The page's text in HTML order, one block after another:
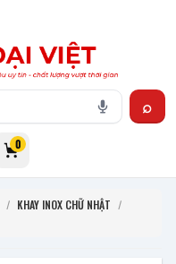
0
/ KHAY INOX CHỮ NHẬT /